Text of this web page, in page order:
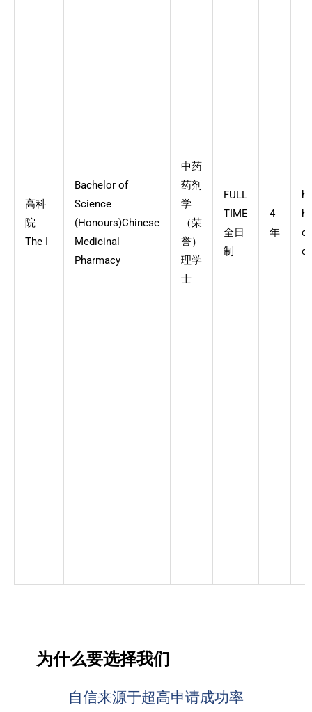
高科
院
The I
Bachelor of
Science
(Honours)Chinese
Medicinal
Pharmacy
中药
药剂
学
（荣
誉）
理学
士
FULL
TIME
全日
制
4
年
为什么要选择我们
自信来源于超高申请成功率